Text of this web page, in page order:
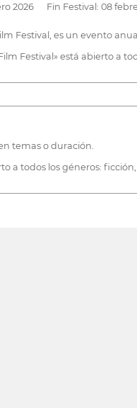
2026 Fin Festival: 08
Festival, es un evento
Festival» está abierto a
temas o duración.
a todos los géneros: